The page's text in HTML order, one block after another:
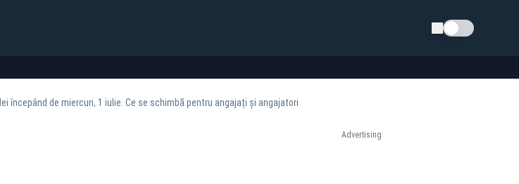
Schimba tema
începând de miercuri, 1 iulie. Ce se schimbă pentru angajați și angajatori
Advertising